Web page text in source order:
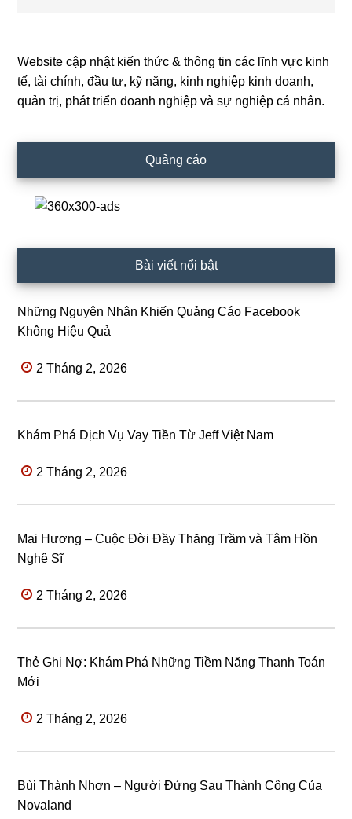
Primary
Sidebar
Website cập nhật kiến thức & thông tin các lĩnh vực kinh
tế, tài chính, đầu tư, kỹ năng, kinh nghiệp kinh doanh,
quản trị, phát triển doanh nghiệp và sự nghiệp cá nhân.
Quảng cáo
Bài viết nổi bật
Những Nguyên Nhân Khiến Quảng Cáo Facebook
Không Hiệu Quả
2 Tháng 2, 2026
Khám Phá Dịch Vụ Vay Tiền Từ Jeff Việt Nam
2 Tháng 2, 2026
Mai Hương – Cuộc Đời Đầy Thăng Trầm và Tâm Hồn
Nghệ Sĩ
2 Tháng 2, 2026
Thẻ Ghi Nợ: Khám Phá Những Tiềm Năng Thanh Toán
Mới
2 Tháng 2, 2026
Bùi Thành Nhơn – Người Đứng Sau Thành Công Của
Novaland